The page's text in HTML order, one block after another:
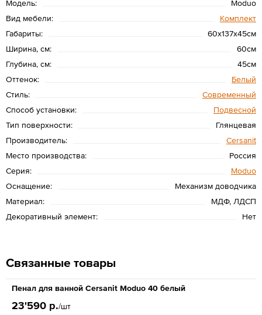
Модель:
Moduo
Вид мебели:
Комплект
Габариты:
60х137х45см
Ширина, см:
60см
Глубина, см:
45см
Оттенок:
Белый
Стиль:
Современный
Способ установки:
Подвесной
Тип поверхности:
Глянцевая
Производитель:
Cersanit
Место производства:
Россия
Серия:
Moduo
Оснащение:
Механизм доводчика
Материал:
МДФ, ЛДСП
Декоративный элемент:
Нет
Связанные товары
Пенал для ванной Cersanit Moduo 40 белый
23'590 р./шт